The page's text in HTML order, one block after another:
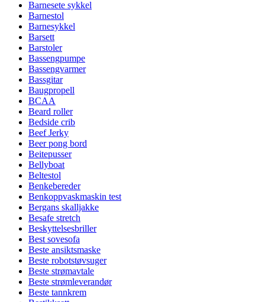
Barnesete sykkel
Barnestol
Barnesykkel
Barsett
Barstoler
Bassengpumpe
Bassengvarmer
Bassgitar
Baugpropell
BCAA
Beard roller
Bedside crib
Beef Jerky
Beer pong bord
Beitepusser
Bellyboat
Beltestol
Benkebereder
Benkoppvaskmaskin test
Bergans skalljakke
Besafe stretch
Beskyttelsesbriller
Best sovesofa
Beste ansiktsmaske
Beste robotstøvsuger
Beste strømavtale
Beste strømleverandør
Beste tannkrem